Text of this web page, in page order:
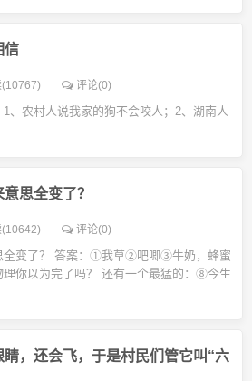
信
(10767) 评论(0)
、农村人说我家的狗不会咬人；2、湖南人
思全变了？
(10642) 评论(0)
全变了？ 答案：①我草②吧唧③牛奶，蜂蜜
以为完了吗？ 还有一个最猛的：⑧今生
，还会飞，于是村民们管它叫“六